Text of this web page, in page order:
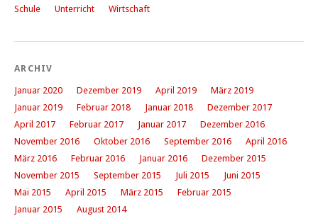
Schule
Unterricht Wirtschaft
ARCHIV
Januar 2020 Dezember 2019 April 2019
März 2019
Januar 2019
Februar 2018 Januar 2018
Dezember 2017
April 2017
Februar 2017 Januar 2017
Dezember 2016
November 2016
Oktober 2016 September 2016
April 2016
März 2016
Februar 2016 Januar 2016
Dezember 2015
November 2015
September 2015 Juli 2015
Juni 2015
Mai 2015
April 2015 März 2015
Februar 2015
Januar 2015
August 2014